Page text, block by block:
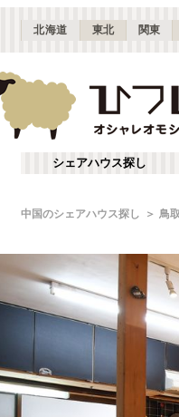
北海道 東北 関東
シェアハウス探し
中国のシェアハウス探し 鳥取